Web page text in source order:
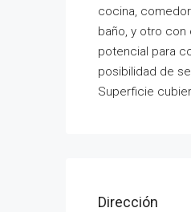
cocina,
baño, y otro
potencial para
posibilidad de
Superficie
Dirección